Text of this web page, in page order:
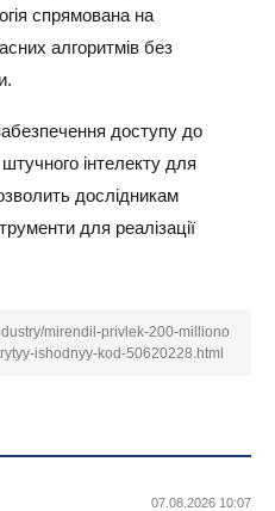
спрямована на
алгоритмів без
доступу до
інтелекту для
дослідникам
для реалізації
mirendil-privlek-200-milliono
ishodnyy-kod-50620228.html
07.08.2026 10:07